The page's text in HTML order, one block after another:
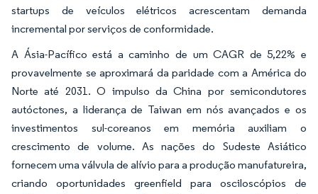
startups de veículos elétricos acrescentam demanda
incremental por serviços de conformidade.
A Ásia-Pacífico está a caminho de um CAGR de 5,22% e
provavelmente se aproximará da paridade com a América do
Norte até 2031. O impulso da China por semicondutores
autóctones, a liderança de Taiwan em nós avançados e os
investimentos sul-coreanos em memória auxiliam o
crescimento de volume. As nações do Sudeste Asiático
fornecem uma válvula de alívio para a produção manufatureira,
criando oportunidades greenfield para osciloscópios de